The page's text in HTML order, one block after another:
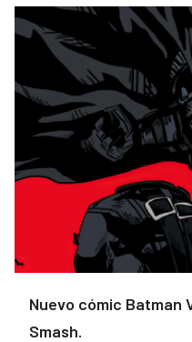
Nuevo cómic Batman
Smash.